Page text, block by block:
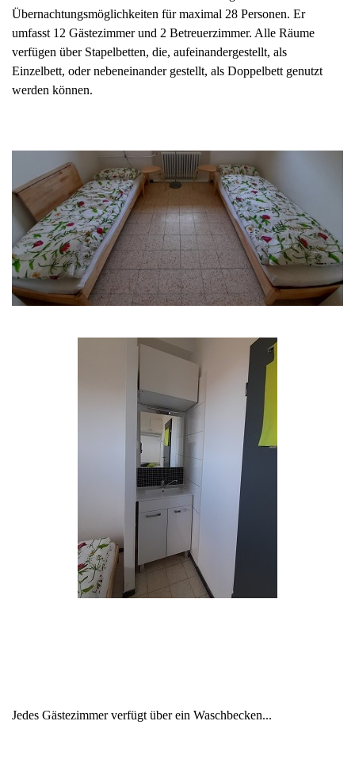
Übernachtungsmöglichkeiten für maximal 28 Personen. Er
umfasst 12 Gästezimmer und 2 Betreuerzimmer. Alle Räume
verfügen über Stapelbetten, die, aufeinandergestellt, als
Einzelbett, oder nebeneinander gestellt, als Doppelbett genutzt
werden können.
Jedes Gästezimmer verfügt über ein Waschbecken...